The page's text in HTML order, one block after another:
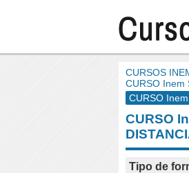
CURSOS
CURSO Inem
CURSO
CURSO
Tipo de